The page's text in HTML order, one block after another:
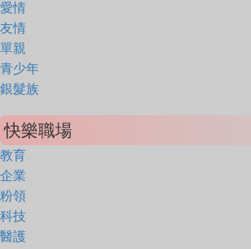
愛情
友情
單親
青少年
銀髮族
快樂職場
教育
企業
粉領
科技
醫護